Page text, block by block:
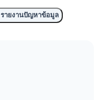
รายงานปัญหาข้อมูล